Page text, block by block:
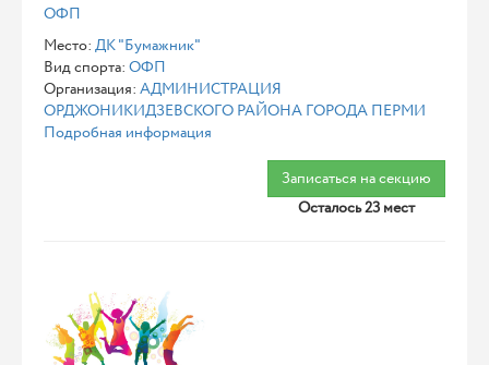
ОФП
Место: ДК "Бумажник"
Вид спорта: ОФП
Организация: АДМИНИСТРАЦИЯ
ОРДЖОНИКИДЗЕВСКОГО РАЙОНА ГОРОДА ПЕРМИ
Подробная информация
Записаться на секцию
Осталось 23 мест